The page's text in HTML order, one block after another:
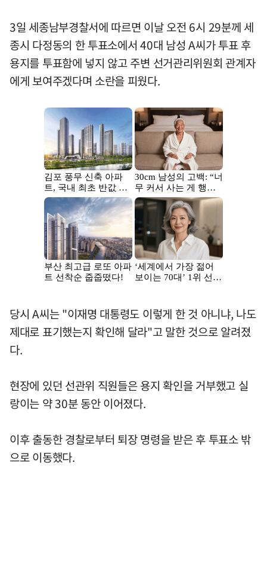
3일 세종남부경찰서에 따르면 이날 오전 6시 29분께 세
종시 다정동의 한 투표소에서 40대 남성 A씨가 투표 후
용지를 투표함에 넣지 않고 주변 선거관리위원회 관계자
에게 보여주겠다며 소란을 피웠다.
당시 A씨는 "이재명 대통령도 이렇게 한 것 아니냐, 나도
제대로 표기했는지 확인해 달라"고 말한 것으로 알려졌
다.
현장에 있던 선관위 직원들은 용지 확인을 거부했고 실
랑이는 약 30분 동안 이어졌다.
이후 출동한 경찰로부터 퇴장 명령을 받은 후 투표소 밖
으로 이동했다.